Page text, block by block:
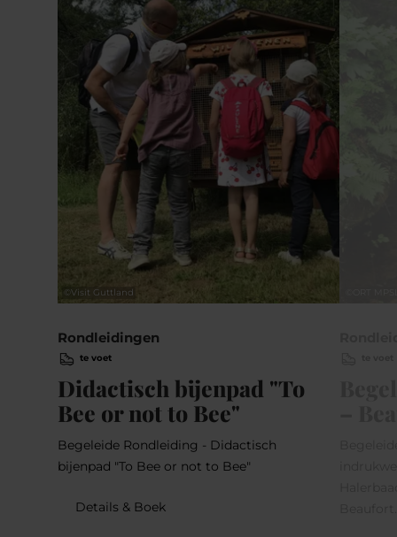
© Visit Guttland
Rondleidingen
te voet
Didactisch bijenpad "To
Bee or not to Bee"
Begeleide Rondleiding - Didactisch
bijenpad "To Bee or not to Bee"
Details & Boek